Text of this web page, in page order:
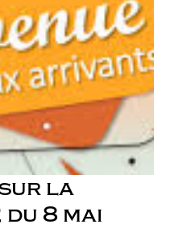
la
8 mai